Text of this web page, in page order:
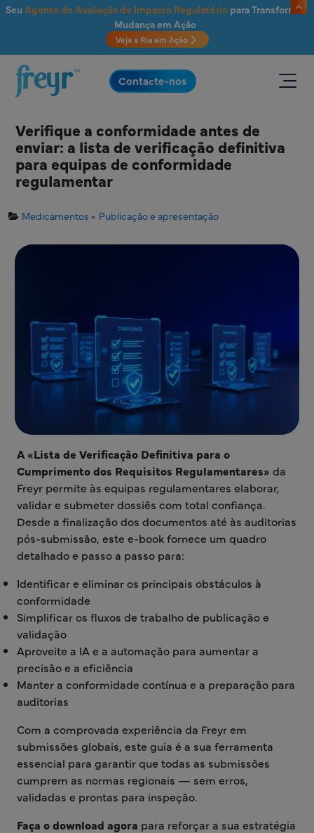
Saltar para o conteúdo principal
Seu Agente de Avaliação de Impacto Regulatóriopara Transformar
Mudança em Ação
Veja a Ria em Ação
.
Contacte-nos
Verifique a conformidade antes de
enviar: a lista de verificação definitiva
para equipas de conformidade
regulamentar
Medicamentos Publicação e apresentação
A «Lista de Verificação Definitiva para o
Cumprimento dos Requisitos Regulamentares» da
Freyr permite às equipas regulamentares elaborar,
validar e submeter dossiês com total confiança.
Desde a finalização dos documentos até às auditorias
pós-submissão, este e-book fornece um quadro
detalhado e passo a passo para:
Identificar e eliminar os principais obstáculos à
conformidade
Simplificar os fluxos de trabalho de publicação e
validação
Aproveite a IA e a automação para aumentar a
precisão e a eficiência
Manter a conformidade contínua e a preparação para
auditorias
Com a comprovada experiência da Freyr em
submissões globais, este guia é a sua ferramenta
essencial para garantir que todas as submissões
cumprem as normas regionais — sem erros,
validadas e prontas para inspeção.
Faça o download agora para reforçar a sua estratégia